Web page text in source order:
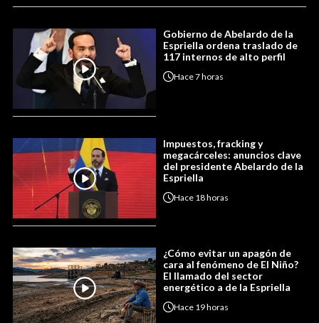
Gobierno de Abelardo de la
Espriella ordena traslado de
117 internos de alto perfil
Hace7 horas
Impuestos, fracking y
megacárceles: anuncios clave
del presidente Abelardo de la
Espriella
Hace 18 horas
¿Cómo evitar un apagón de
cara al fenómeno de El Niño?
El llamado del sector
energético a de la Espriella
Hace 19 horas